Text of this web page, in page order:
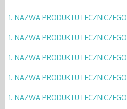
1. NAZWA PRODUKTU LECZNICZEGO
1. NAZWA PRODUKTU LECZNICZEGO
1. NAZWA PRODUKTU LECZNICZEGO
1. NAZWA PRODUKTU LECZNICZEGO
1. NAZWA PRODUKTU LECZNICZEGO